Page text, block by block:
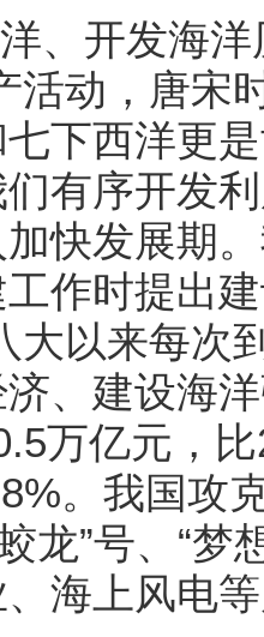
、开发海
活动，唐宋
下西洋更
有序开发
快发展期
作时提出
大以来每次
、建设海
万亿元，比
。我国攻
龙”号、“梦
海上风电